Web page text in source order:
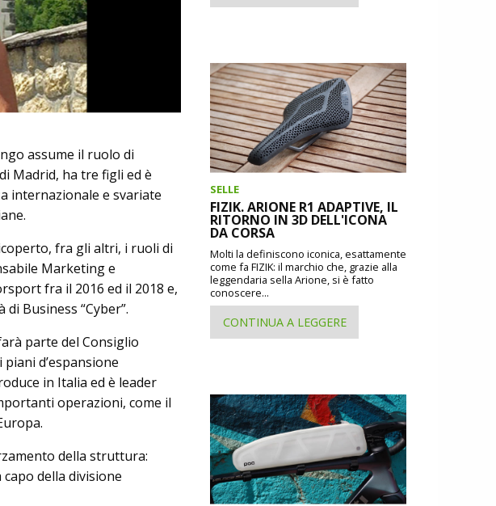
assume il ruolo di
Madrid, ha tre figli ed è
internazionale e svariate
fra gli altri, i ruoli di
Marketing e
fra il 2016 ed il 2018 e,
Business “Cyber”.
parte del Consiglio
d’espansione
in Italia ed è leader
operazioni, come il
della struttura:
della divisione
SELLE
FIZIK. ARIONE R1 ADAPTIVE, IL
RITORNO IN 3D DELL'ICONA
DA CORSA
Molti la definiscono iconica, esattamente
come fa FIZIK: il marchio che, grazie alla
leggendaria sella Arione, si è fatto
conoscere...
CONTINUA A LEGGERE